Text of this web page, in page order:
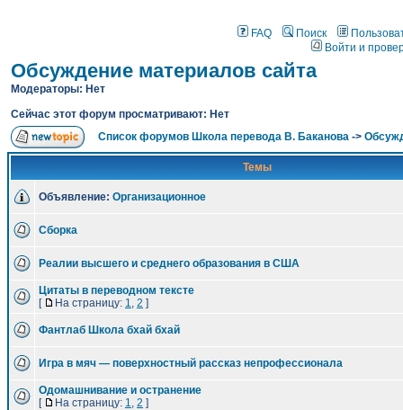
FAQ Поиск
Войти и
Обсуждение материалов сайта
Модераторы: Нет
Сейчас этот форум просматривают: Нет
Список форумов Школа перевода В. Баканова ->
Темы
Объявление: Организационное
Сборка
Реалии высшего и среднего образования в США
Цитаты в переводном тексте
[
На страницу: 1, 2 ]
Фантлаб Школа бхай бхай
Игра в мяч — поверхностный рассказ непрофессионала
Одомашнивание и остранение
[
На страницу: 1, 2 ]